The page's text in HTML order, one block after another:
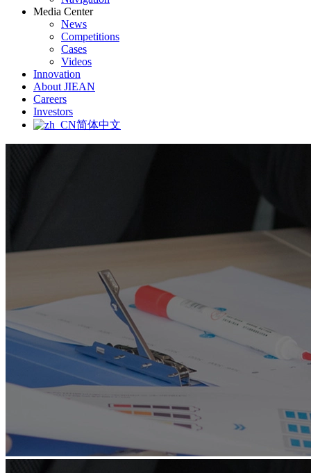
Media Center
News
Competitions
Cases
Videos
Innovation
About JIEAN
Careers
Investors
简体中文